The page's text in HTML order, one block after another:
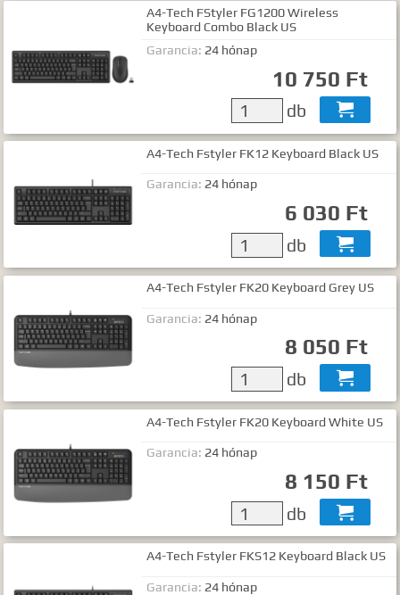
A4-Tech FStyler FG1200 Wireless
Keyboard Combo Black US
Garancia: 24 hónap
10 750 Ft
db 
A4-Tech Fstyler FK12 Keyboard Black US
Garancia: 24 hónap
6 030 Ft
db 
A4-Tech Fstyler FK20 Keyboard Grey US
Garancia: 24 hónap
8 050 Ft
db 
A4-Tech Fstyler FK20 Keyboard White US
Garancia: 24 hónap
8 150 Ft
db 
A4-Tech Fstyler FKS12 Keyboard Black US
Garancia: 24 hónap